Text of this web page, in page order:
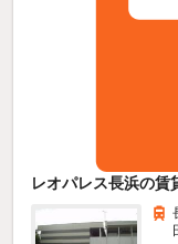
レオパレス長浜の賃